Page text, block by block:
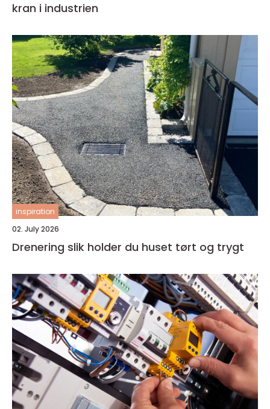
kran i industrien
inspiration
02. July 2026
Drenering slik holder du huset tørt og trygt